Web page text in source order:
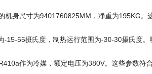
机身尺寸为9401760825MM，净重为195KG。
-15-55摄氏度，制热运行范围为-30-30摄氏度
作为冷媒，额定电压为380V。这些参数符